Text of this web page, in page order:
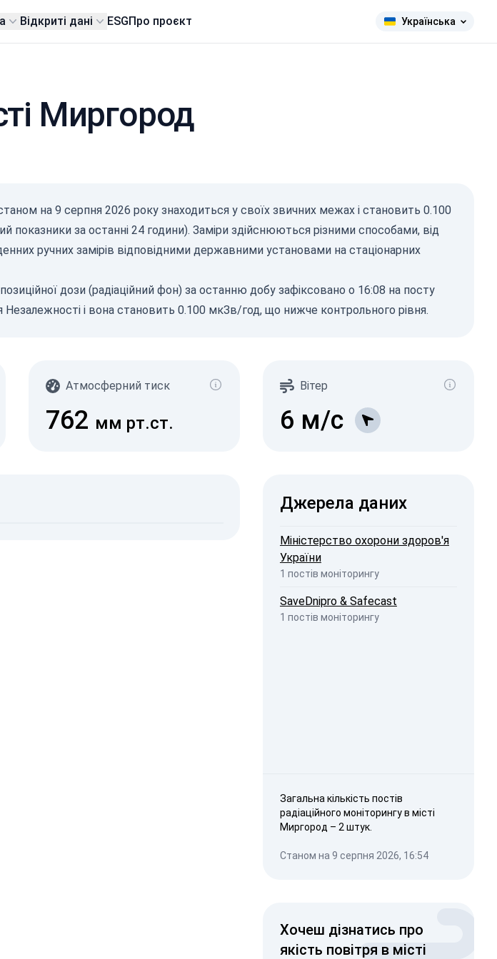
Відкриті дані ESGПро проєкт Українська
Миргород
на 9 серпня 2026 року знаходиться у своїх звичних межах і становить 0.100
за останні 24 години). Заміри здійснюються різними способами, від
ручних замірів відповідними державними установами на стаціонарних
дози (радіаційний фон) за останню добу зафіксовано о 16:08 на посту
і вона становить 0.100 мкЗв/год, що нижче контрольного рівня.
Атмосферний тиск
762 мм рт.ст.
Вітер
6 м/с
0.101-0.2
0.501-2
Джерела даних
Міністерство охорони здоров'я
України
1 постів моніторингу
SaveDnipro & Safecast
1 постів моніторингу
Загальна кількість постів
радіаційного моніторингу в місті
Миргород – 2 штук.
Станом на 9 серпня 2026, 16:54
Хочеш дізнатись про
якість повітря в місті